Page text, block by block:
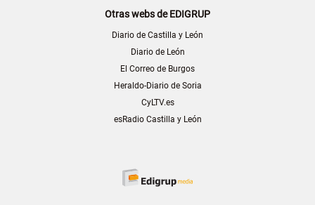
Otras webs de EDIGRUP
Diario de Castilla y León
Diario de León
El Correo de Burgos
Heraldo-Diario de Soria
CyLTV.es
esRadio Castilla y León